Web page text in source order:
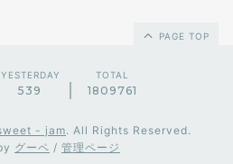
PAGE TOP
YESTERDAY
539
TOTAL
1809761
- jam. All Rights Reserved.
グーペ / 管理ページ